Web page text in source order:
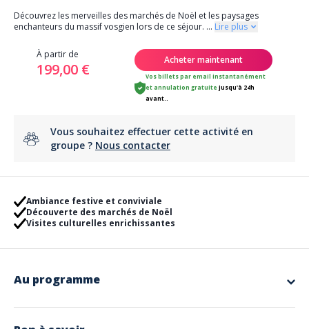
Découvrez les merveilles des marchés de Noël et les paysages
enchanteurs du massif vosgien lors de ce séjour. ... Lire plus
À partir de
199,00 €
Acheter maintenant
Vos billets par email instantanément
etannulation gratuite jusqu'à 24h
avant..
Vous souhaitez effectuer cette activité en
groupe ? Nous contacter
Ambiance festive et conviviale
Découverte des marchés de Noël
Visites culturelles enrichissantes
Au programme
immerger dans l’esprit festif des marchés de Noël tout en explorant les